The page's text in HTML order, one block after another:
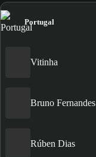
Portugal
Vitinha
Bruno Fernandes
Rúben Dias